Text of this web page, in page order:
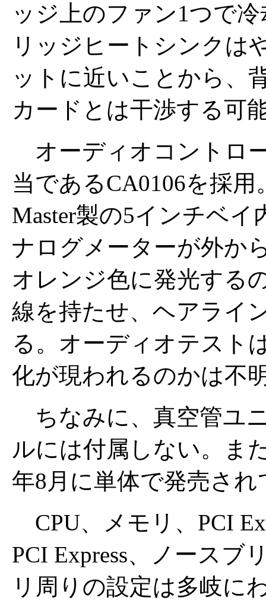
ッジ上のファン1つで
リッジヒートシンクは
ットに近いことから、
カードとは干渉する可
オーディオコントロー
当であるCA0106を採
Master製の5インチベ
ナログメーターが外か
オレンジ色に発光する
線を持たせ、ヘアライ
る。オーディオテスト
化が現われるのかは不
ちなみに、真空管ユ
ルには付属しない。ま
年8月に単体で発売さ
CPU、メモリ、PCI
PCI Express、ノースブ
リ周りの設定は多岐に